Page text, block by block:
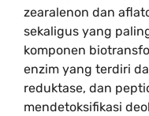
zearalenon dan
sekaligus yang
komponen
enzim yang terdiri
reduktase, dan
mendetoksifikasi